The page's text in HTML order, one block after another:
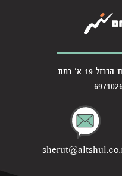
אלטשולר שחם בית השקעות הברזל 19 א' רמת